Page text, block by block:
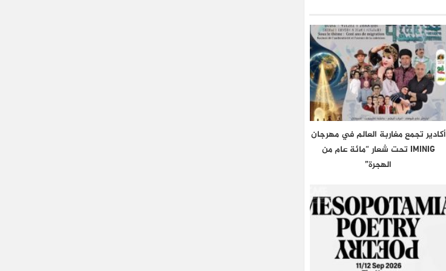
أكادير تجمع مغاربة العالم في مهرجان
IMINIG تحت شعار “مائة عام من
الهجرة”